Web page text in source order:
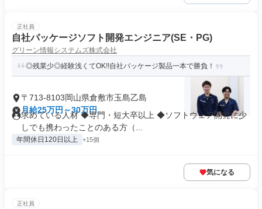
正社員
自社パッケージソフト開発エンジニア(SE・PG)
グリーン情報システムズ株式会社
◎残業少◎経験浅くてOK!!自社パッケージ製品一本で勝負！
〒713-8103岡山県倉敷市玉島乙島
月給25万円～30万円
求めている人材 ◆専門・短大卒以上 ◆ソフトウェア開発に少
しでも携わったことのある方（...
年間休日120日以上 +15個
気になる
正社員